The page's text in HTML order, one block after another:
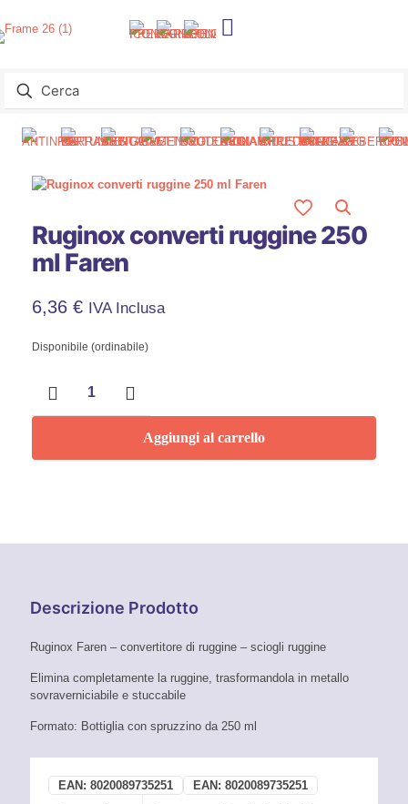
Ruginox converti ruggine 250
ml Faren
6,36 € IVA Inclusa
Disponibile (ordinabile)
ruggine
Faren
Aggiungi al carrello
Descrizione Prodotto
Ruginox Faren – convertitore di ruggine – sciogli ruggine
Elimina completamente la ruggine, trasformandola in metallo
sovraverniciabile e stuccabile
Formato: Bottiglia con spruzzino da 250 ml
EAN: 8020089735251 EAN: 8020089735251